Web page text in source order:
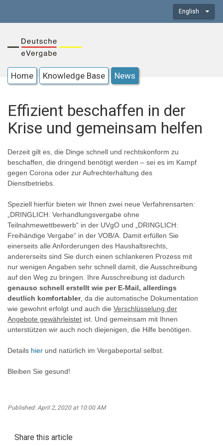
English
Home Knowledge Base News
Effizient beschaffen in der
Krise und gemeinsam helfen
Derzeit gilt es, die Dinge schnell und rechtskonform zu
beschaffen, die dringend benötigt werden – sei es im Kampf
gegen Corona oder zur Aufrechterhaltung des
Dienstbetriebs.
Speziell hierfür bieten wir Ihnen zwei neue Verfahrensarten:
„DRINGLICH: Verhandlungsvergabe ohne
Teilnahmewettbewerb“ in der UVgO und „DRINGLICH:
Freihändige Vergabe“ in der VOB/A. Damit erfüllen Sie
einerseits alle Anforderungen des Haushaltsrechts,
andererseits sind Sie durch einen schlankeren Prozess mit
nur wenigen Angaben sehr schnell damit, die Ausschreibung
auf den Weg zu bringen. Ihre Ausschreibung ist dadurch
genauso schnell erstellt wie per E-Mail, allerdings
deutlich komfortabler, da die automatische Dokumentation
wie gewohnt erfolgt und auch die Verschlüsselung der
Angebote gewährleistet ist. Und gemeinsam mit Ihnen
unterstützen wir auch noch diejenigen, die Hilfe benötigen.
Details hier und natürlich im Vergabeportal selbst.
Bleiben Sie gesund!
Published: April 2, 2020 at 10:00 AM
Share this article